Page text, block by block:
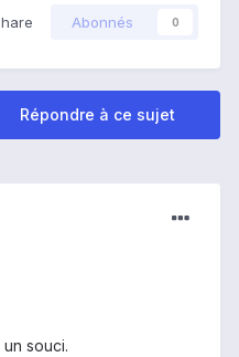
Abonnés 0
Répondre à ce sujet
souci.